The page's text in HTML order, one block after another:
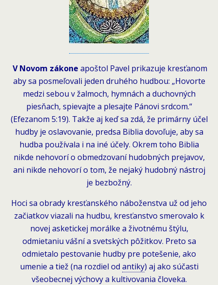
V Novom zákone apoštol Pavel prikazuje kresťanom
aby sa posmeľovali jeden druhého hudbou: „Hovorte
medzi sebou v žalmoch, hymnách a duchovných
piesňach, spievajte a plesajte Pánovi srdcom.“
(Efezanom 5:19). Takže aj keď sa zdá, že primárny účel
hudby je oslavovanie, predsa Biblia dovoľuje, aby sa
hudba používala i na iné účely. Okrem toho Biblia
nikde nehovorí o obmedzovaní hudobných prejavov,
ani nikde nehovorí o tom, že nejaký hudobný nástroj
je bezbožný.
Hoci sa obrady kresťanského náboženstva už od jeho
začiatkov viazali na hudbu, kresťanstvo smerovalo k
novej asketickej morálke a životnému štýlu,
odmietaniu vášní a svetských pôžitkov. Preto sa
odmietalo pestovanie hudby pre potešenie, ako
umenie a tiež (na rozdiel od antiky) aj ako súčasti
všeobecnej výchovy a kultivovania človeka.